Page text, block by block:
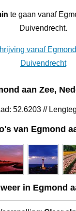
te gaan vanaf
Duivendrecht.
vanaf
Duivendrecht
aan Zee,
52.6203 //
van Egmond
in Egmond